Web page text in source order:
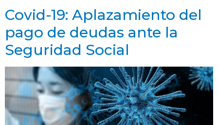
Covid-19: Aplazamiento del
pago de deudas ante la
Seguridad Social